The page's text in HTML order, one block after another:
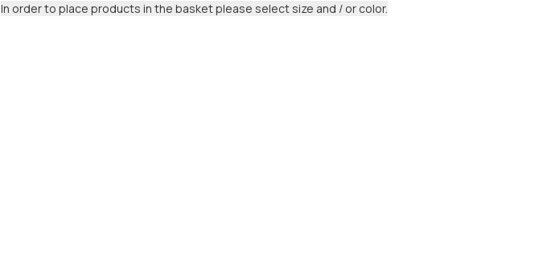
In order to place products in the basket please select size and / or color.